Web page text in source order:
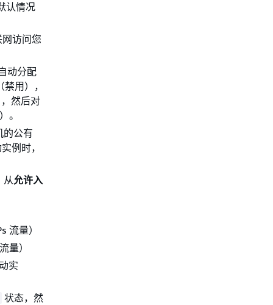
认情况
访问您
动分配
禁用），
然后对
。
的公有
例时，
从允许入
流量）
量）
实
状态，然